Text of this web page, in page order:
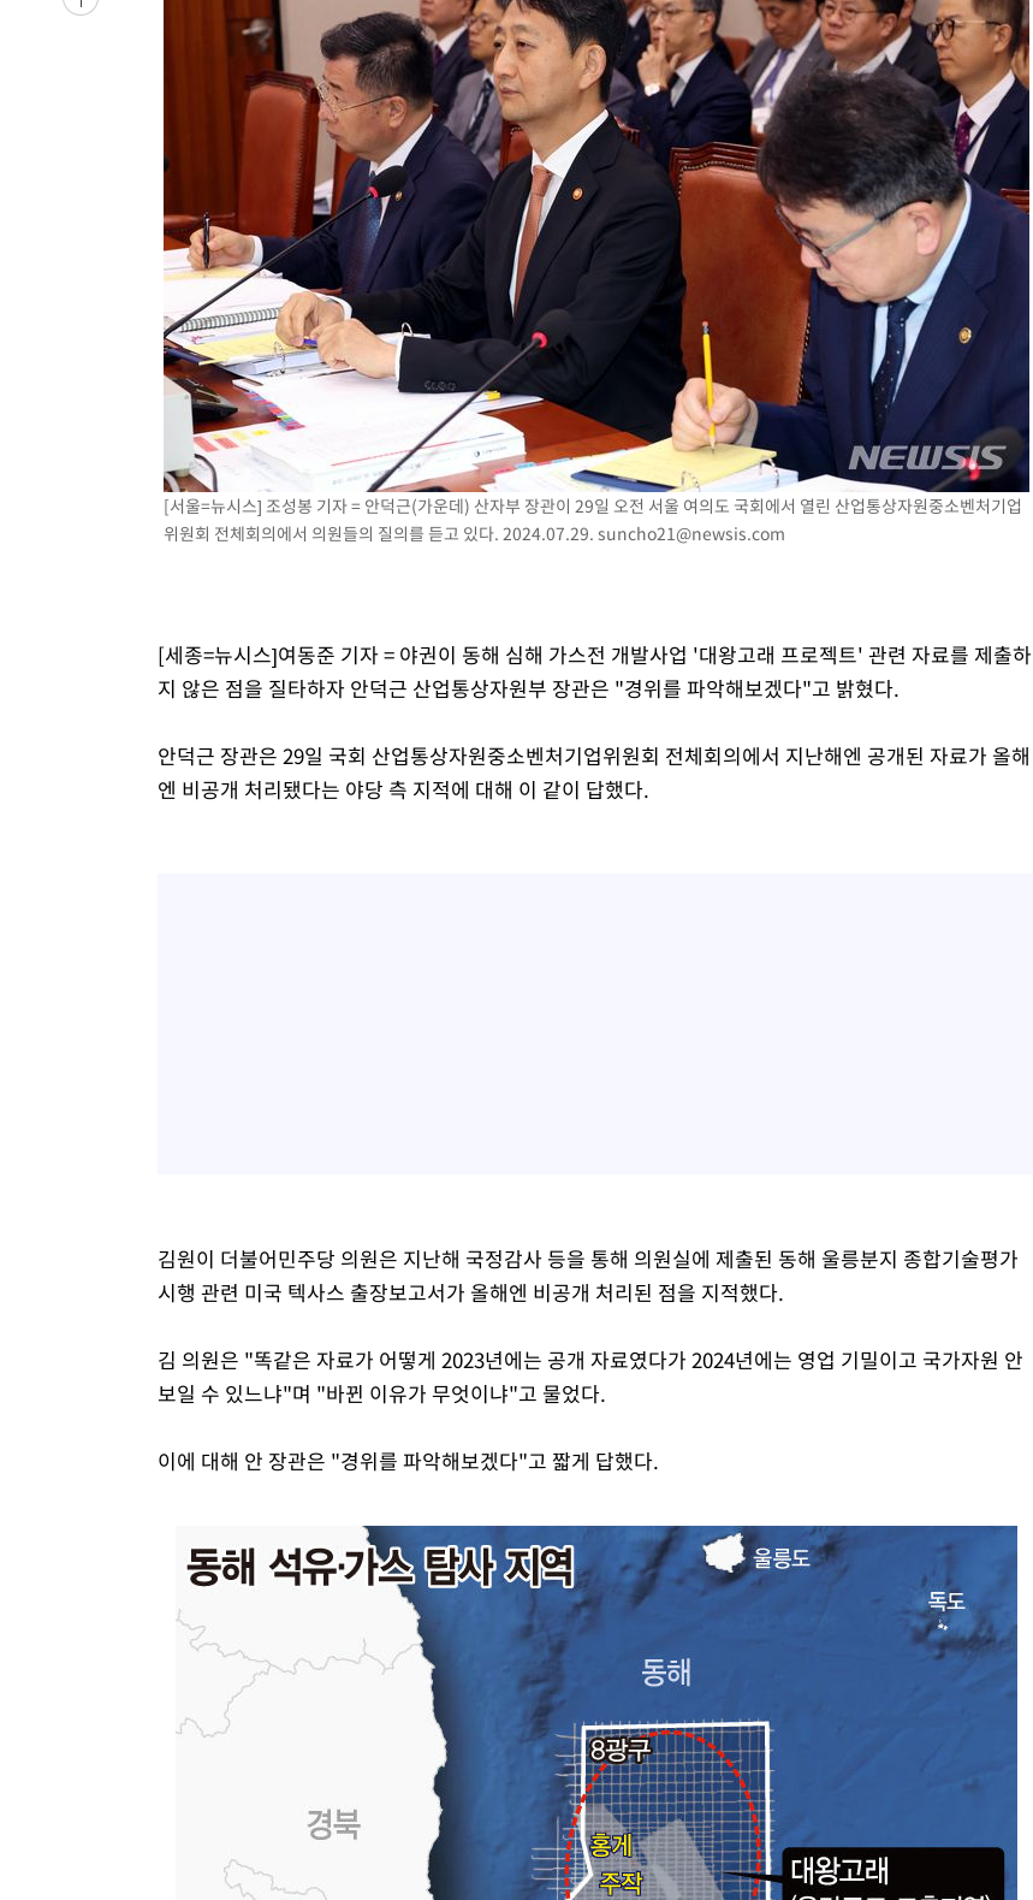
[서울=뉴시스] 조성봉 기자 = 안덕근(가운데) 산자부 장관이 29일 오전 서울 여의도 국회에서 열린 산업통상자원중소벤처기업
위원회 전체회의에서 의원들의 질의를 듣고 있다. 2024.07.29. suncho21@newsis.com
[세종=뉴시스]여동준 기자 = 야권이 동해 심해 가스전 개발사업 '대왕고래 프로젝트' 관련 자료를 제출하
지 않은 점을 질타하자 안덕근 산업통상자원부 장관은 "경위를 파악해보겠다"고 밝혔다.
안덕근 장관은 29일 국회 산업통상자원중소벤처기업위원회 전체회의에서 지난해엔 공개된 자료가 올해
엔 비공개 처리됐다는 야당 측 지적에 대해 이 같이 답했다.
김원이 더불어민주당 의원은 지난해 국정감사 등을 통해 의원실에 제출된 동해 울릉분지 종합기술평가
시행 관련 미국 텍사스 출장보고서가 올해엔 비공개 처리된 점을 지적했다.
김 의원은 "똑같은 자료가 어떻게 2023년에는 공개 자료였다가 2024년에는 영업 기밀이고 국가자원 안
보일 수 있느냐"며 "바뀐 이유가 무엇이냐"고 물었다.
이에 대해 안 장관은 "경위를 파악해보겠다"고 짧게 답했다.